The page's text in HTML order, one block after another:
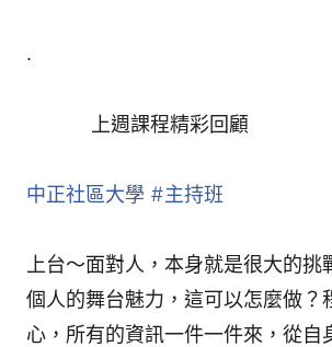
.
上週課程精彩回顧
中正社區大學 #主持班
上台～面對人，本身就是很大的挑
個人的舞台魅力，這可以怎麼做？
心，所有的資訊一件一件來，從自